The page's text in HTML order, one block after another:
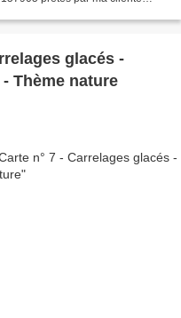
glacés -
Thème nature